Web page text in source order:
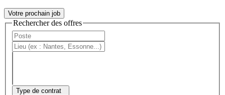
Votre prochain job
Rechercher des offres
Type de contrat